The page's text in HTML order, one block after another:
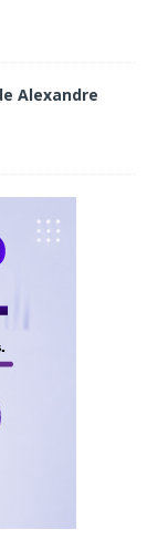
Alexandre